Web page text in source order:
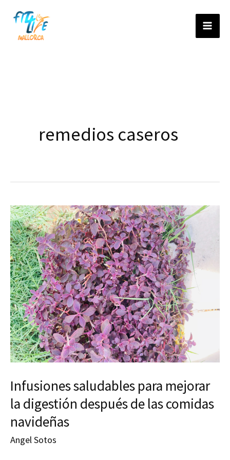
contenido
remedios caseros
Infusiones saludables para mejorar
la digestión después de las comidas
navideñas
Angel Sotos